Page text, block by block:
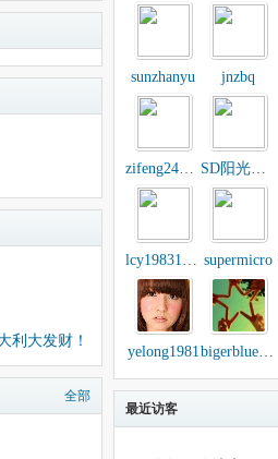
利大发财！
全部
sunzhanyu jnzbq
zifeng2480332 SD阳光茶吧
lcy19831219com supermicro
yelong1981 bigerblueman
最近访客